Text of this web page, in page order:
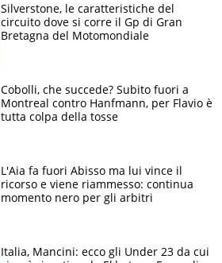
Silverstone, le caratteristiche del
circuito dove si corre il Gp di Gran
Bretagna del Motomondiale
Cobolli, che succede? Subito fuori a
Montreal contro Hanfmann, per Flavio è
tutta colpa della tosse
L'Aia fa fuori Abisso ma lui vince il
ricorso e viene riammesso: continua
momento nero per gli arbitri
Italia, Mancini: ecco gli Under 23 da cui